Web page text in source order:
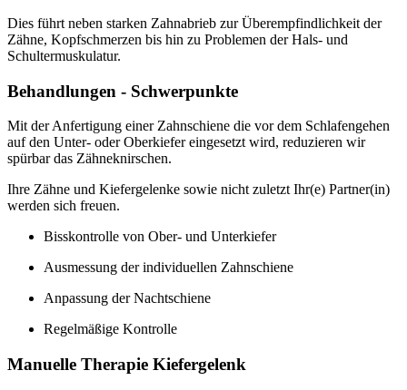
Dies führt neben starken Zahnabrieb zur Überempfindlichkeit der
Zähne, Kopfschmerzen bis hin zu Problemen der Hals- und
Schultermuskulatur.
Behandlungen - Schwerpunkte
Mit der Anfertigung einer Zahnschiene die vor dem Schlafengehen
auf den Unter- oder Oberkiefer eingesetzt wird, reduzieren wir
spürbar das Zähneknirschen.
Ihre Zähne und Kiefergelenke sowie nicht zuletzt Ihr(e) Partner(in)
werden sich freuen.
Bisskontrolle von Ober- und Unterkiefer
Ausmessung der individuellen Zahnschiene
Anpassung der Nachtschiene
Regelmäßige Kontrolle
Manuelle Therapie Kiefergelenk